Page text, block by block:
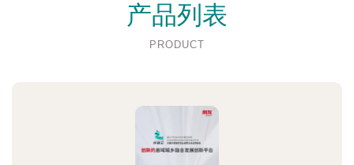
产品列表
PRODUCT